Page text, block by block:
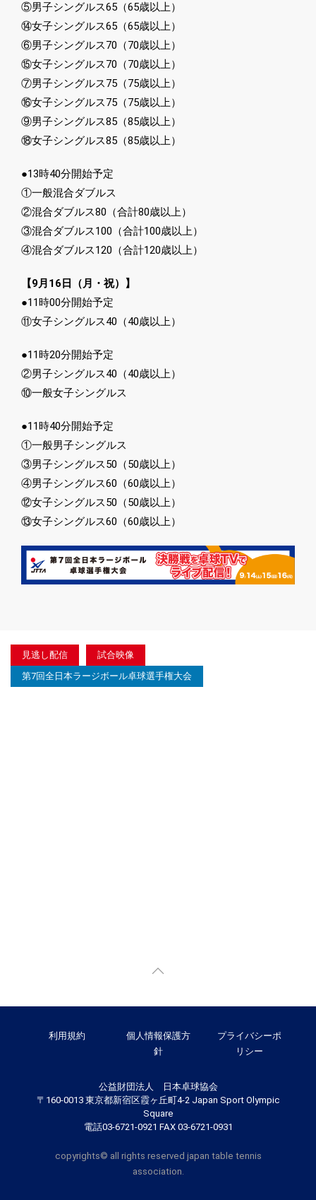
⑤男子シングルス65（65歳以上）
⑭女子シングルス65（65歳以上）
⑥男子シングルス70（70歳以上）
⑮女子シングルス70（70歳以上）
⑦男子シングルス75（75歳以上）
⑯女子シングルス75（75歳以上）
⑨男子シングルス85（85歳以上）
⑱女子シングルス85（85歳以上）
●13時40分開始予定
①一般混合ダブルス
②混合ダブルス80（合計80歳以上）
③混合ダブルス100（合計100歳以上）
④混合ダブルス120（合計120歳以上）
【9月16日（月・祝）】
●11時00分開始予定
⑪女子シングルス40（40歳以上）
●11時20分開始予定
②男子シングルス40（40歳以上）
⑩一般女子シングルス
●11時40分開始予定
①一般男子シングルス
③男子シングルス50（50歳以上）
④男子シングルス60（60歳以上）
⑫女子シングルス50（50歳以上）
⑬女子シングルス60（60歳以上）
見逃し配信
試合映像
第7回全日本ラージボール卓球選手権大会
利用規約
個人情報保護方
針
プライバシーポ
リシー
公益財団法人 日本卓球協会
〒160-0013 東京都新宿区霞ヶ丘町4-2 Japan Sport Olympic
Square
電話03-6721-0921 FAX 03-6721-0931
copyrights© all rights reserved japan table tennis
association.